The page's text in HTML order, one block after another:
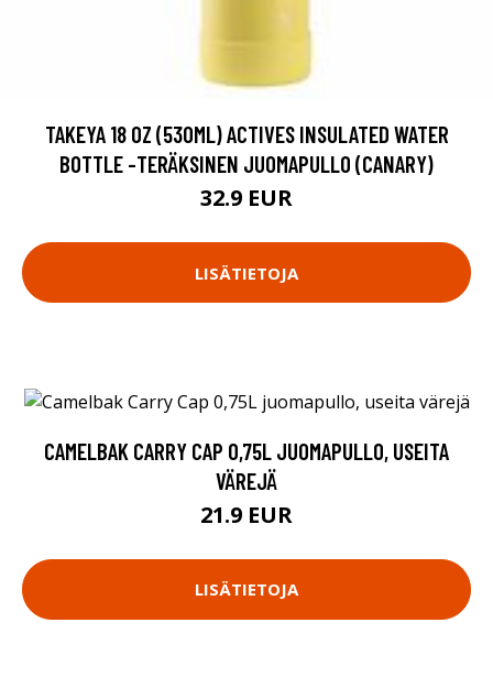
TAKEYA 18 OZ (530ML) ACTIVES INSULATED WATER
BOTTLE -TERÄKSINEN JUOMAPULLO (CANARY)
32.9 EUR
LISÄTIETOJA
CAMELBAK CARRY CAP 0,75L JUOMAPULLO, USEITA
VÄREJÄ
21.9 EUR
LISÄTIETOJA